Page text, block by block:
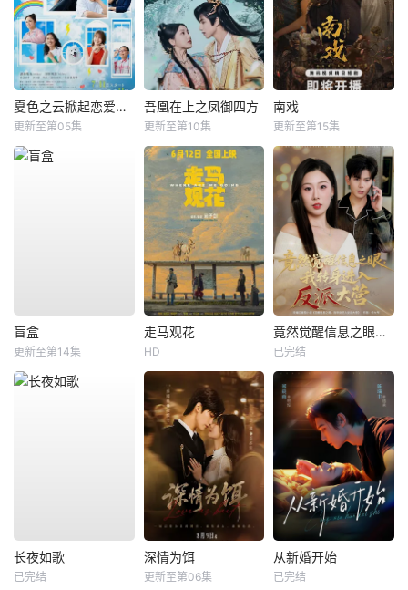
夏色之云掀起恋爱与风暴
更新至第05集
吾凰在上之凤御四方
更新至第10集
南戏
更新至第15集
盲盒
更新至第14集
走马观花
HD
竟然觉醒信息之眼，我转身进入反派大营
已完结
长夜如歌
已完结
深情为饵
更新至第06集
从新婚开始
已完结